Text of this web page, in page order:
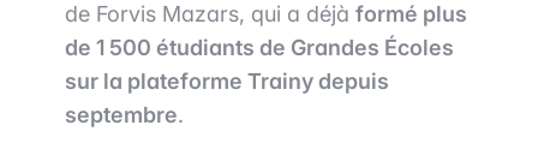
de Forvis Mazars, qui a déjà formé plus
de 1 500 étudiants de Grandes Écoles
sur la plateforme Trainy depuis
septembre.